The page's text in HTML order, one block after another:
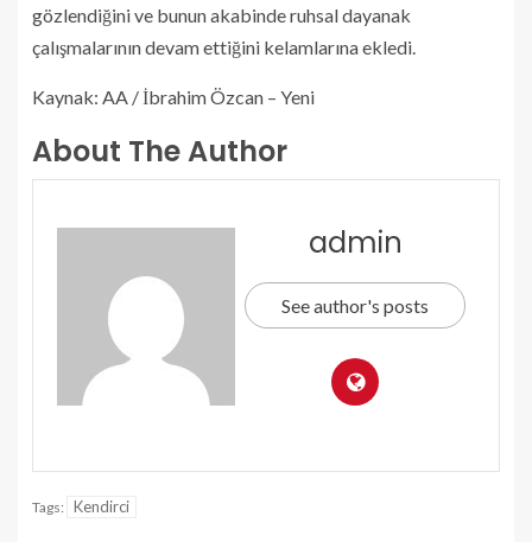
gözlendiğini ve bunun akabinde ruhsal dayanak
çalışmalarının devam ettiğini kelamlarına ekledi.
Kaynak: AA / İbrahim Özcan – Yeni
About The Author
admin
See author's posts
Tags: Kendirci